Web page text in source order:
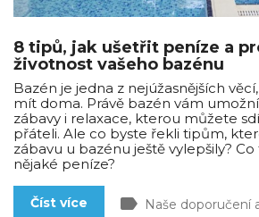
8 tipů, jak ušetřit peníze a
životnost vašeho bazénu
Bazén je jedna z nejúžasnějších
mít doma. Právě bazén vám
zábavy i relaxace, kterou můžete
přáteli. Ale co byste řekli tipům,
zábavu u bazénu ještě vylepšily?
nějaké peníze?
Číst více label Naše doporučení